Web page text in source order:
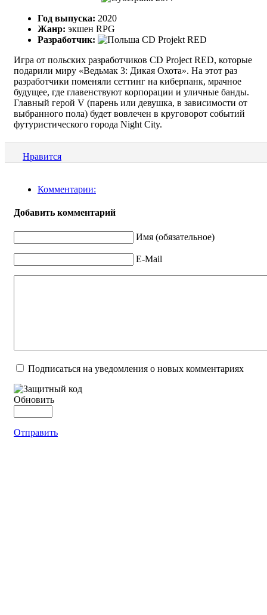
Год выпуска: 2020
Жанр: экшен RPG
Разработчик:
CD Projekt RED
Игра от польских разработчиков CD Project RED, которые
подарили миру «Ведьмак 3: Дикая Охота». На этот раз
разработчики поменяли сеттинг на киберпанк, мрачное
будущее, где главенствуют корпорации и уличные банды.
Главный герой V (парень или девушка, в зависимости от
выбранного пола) будет вовлечен в круговорот событий
футуристического города Night City.
Нравится
Комментарии:
Добавить комментарий
Имя (обязательное)
E-Mail
Подписаться на уведомления о новых комментариях
Обновить
Отправить